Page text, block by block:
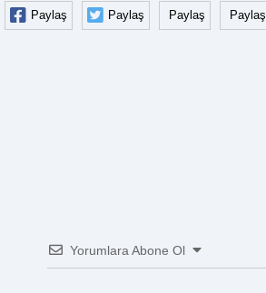
Paylaş Paylaş Paylaş Paylaş
Yorumlara Abone Ol